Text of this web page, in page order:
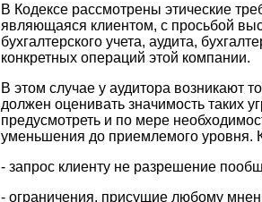
В Кодексе рассмотрены этические
являющаяся клиентом, с просьбой
бухгалтерского учета, аудита,
конкретных операций этой компании.
В этом случае у аудитора возникают
должен оценивать значимость таких
предусмотреть и по мере
уменьшения до приемлемого уровня.
- запрос клиенту не разрешение
- ограничения, присущие любому